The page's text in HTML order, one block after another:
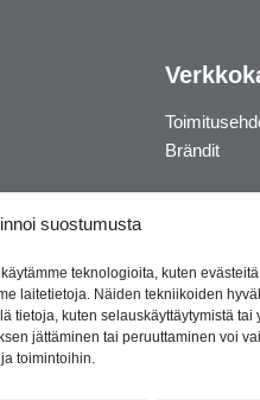
suostumusta
teknologioita, kuten
laitetietoja. Näiden tekniikoiden
tietoja, kuten selauskäyttäytymistä tai
jättäminen tai peruuttaminen voi
toimintoihin.
Brändit